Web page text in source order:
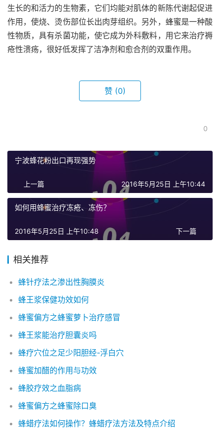
生长的和活力的生物素，它们均能对肌体的新陈代谢起促进
作用，使烧、烫伤部位长出肉芽组织。另外，蜂蜜是一种酸
性物质，具有杀菌功能，使它成为外科敷料，用它来治疗褥
疮性溃疡，很好低发挥了洁净剂和愈合剂的双重作用。
赞 (0)
0
宁波蜂花粉出口再现强势
上一篇 2016年5月25日 上午10:44
如何用蜂蜜治疗冻疮、冻伤？
下一篇
2016年5月25日 上午10:48
相关推荐
蜂针疗法之渗出性胸膜炎
蜂王浆保健功效如何
蜂蜜偏方之蜂蜜萝卜治疗感冒
蜂王浆能治疗胆囊炎吗
蜂疗穴位之足少阳胆经-浮白穴
蜂蜜加醋的作用与功效
蜂胶疗效之血脂病
蜂蜜偏方之蜂蜜除口臭
蜂蜡疗法如何操作？蜂蜡疗法方法及特点介绍